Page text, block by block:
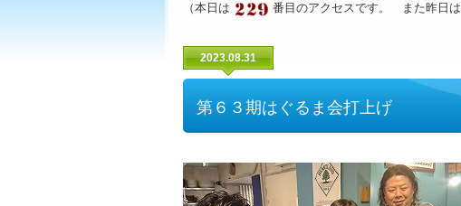
（本日は 番目のアクセスです。 また昨日は
2023.08.31
第６３期はぐるま会打上げ